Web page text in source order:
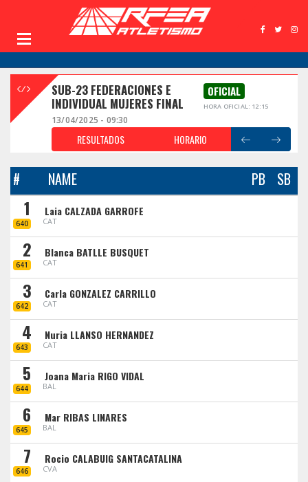
SUB-23 FEDERACIONES E
INDIVIDUAL MUJERES FINAL
OFICIAL
HORA OFICIAL: 12:15
13/04/2025 - 09:30
RESULTADOS HORARIO
# NAME PB SB
1
640
Laia CALZADA GARROFE
CAT
2
641
Blanca BATLLE BUSQUET
CAT
3
642
Carla GONZALEZ CARRILLO
CAT
4
643
Nuria LLANSO HERNANDEZ
CAT
5
644
Joana Maria RIGO VIDAL
BAL
6
645
Mar RIBAS LINARES
BAL
7
646
Rocio CALABUIG SANTACATALINA
CVA